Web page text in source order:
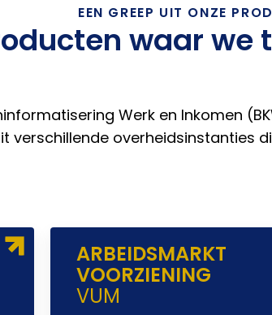
EEN GREEP UIT ONZE
waar we
Werk en Inkomen
verschillende overheidsinstanties
ARBEIDSMARKT
VOORZIENING
VUM